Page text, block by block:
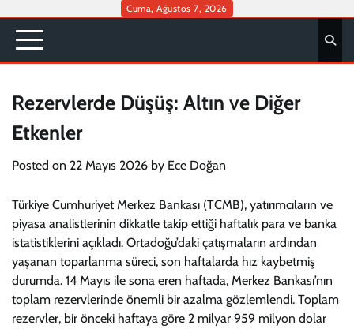
content
Cuma, Ağustos 7, 2026
Rezervlerde Düşüş: Altın ve Diğer
Etkenler
Posted on 22 Mayıs 2026 by Ece Doğan
Türkiye Cumhuriyet Merkez Bankası (TCMB), yatırımcıların ve
piyasa analistlerinin dikkatle takip ettiği haftalık para ve banka
istatistiklerini açıkladı. Ortadoğu’daki çatışmaların ardından
yaşanan toparlanma süreci, son haftalarda hız kaybetmiş
durumda. 14 Mayıs ile sona eren haftada, Merkez Bankası’nın
toplam rezervlerinde önemli bir azalma gözlemlendi. Toplam
rezervler, bir önceki haftaya göre 2 milyar 959 milyon dolar